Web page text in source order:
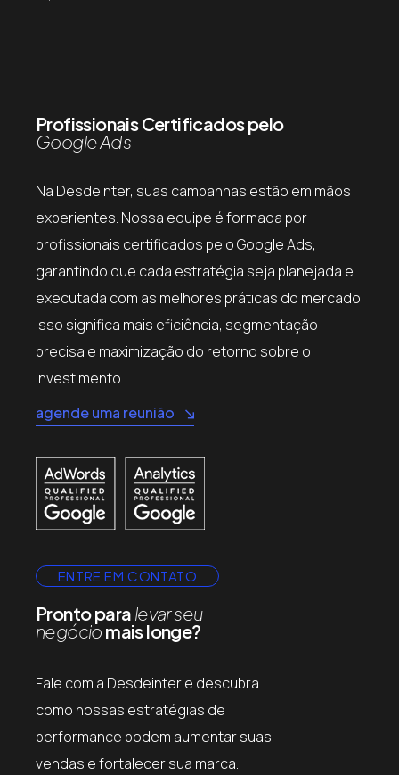
Profissionais Certificados pelo
Google Ads
Na Desdeinter, suas campanhas estão em mãos
experientes. Nossa equipe é formada por
profissionais certificados pelo Google Ads,
garantindo que cada estratégia seja planejada e
executada com as melhores práticas do mercado.
Isso significa mais eficiência, segmentação
precisa e maximização do retorno sobre o
investimento.
agende uma reunião
ENTRE EM CONTATO
Pronto para levar seu
negócio mais longe?
Fale com a Desdeinter e descubra
como nossas estratégias de
performance podem aumentar suas
vendas e fortalecer sua marca.